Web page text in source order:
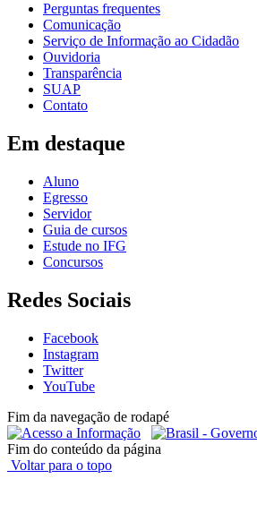
Perguntas frequentes
Comunicação
Serviço de Informação ao Cidadão
Ouvidoria
Transparência
SUAP
Contato
Em destaque
Aluno
Egresso
Servidor
Guia de cursos
Estude no IFG
Concursos
Redes Sociais
Facebook
Instagram
Twitter
YouTube
Fim da navegação de rodapé
Fim do conteúdo da página
Voltar para o topo